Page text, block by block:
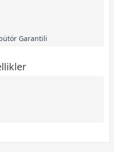
Garantili